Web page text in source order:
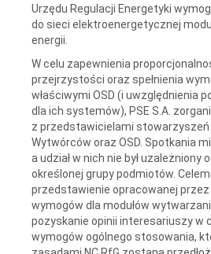
Urzędu Regulacji Energetyki
do sieci elektroenergetycznej
energii.
W celu zapewnienia
przejrzystości oraz spełnienia
właściwymi OSD (i uwzględnienia
dla ich systemów), PSE S.A.
z przedstawicielami
Wytwórców oraz OSD. Spotkania
a udział w nich nie był uzależniony
określonej grupy podmiotów. Celem
przedstawienie opracowanej przez
wymogów dla modułów
pozyskanie opinii interesariuszy w
wymogów ogólnego stosowania,